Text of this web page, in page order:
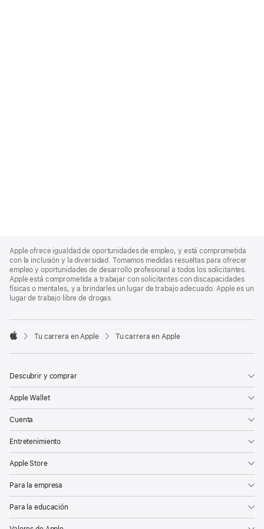
Footer
Apple ofrece igualdad de oportunidades de empleo, y está comprometida
con la inclusión y la diversidad. Tomamos medidas resueltas para ofrecer
empleo y oportunidades de desarrollo profesional a todos los solicitantes.
Apple está comprometida a trabajar con solicitantes con discapacidades
físicas o mentales, y a brindarles un lugar de trabajo adecuado. Apple es un
lugar de trabajo libre de drogas.

Tu carrera en Apple Tu carrera en Apple
Descubrir y comprar
Apple Wallet
Cuenta
Entretenimiento
Apple Store
Para la empresa
Para la educación